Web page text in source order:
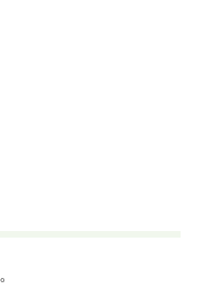
。